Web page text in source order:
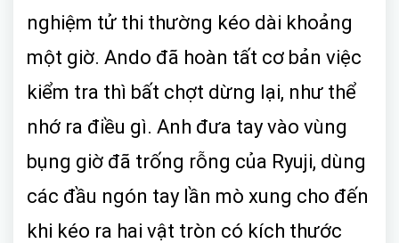
nghiệm tử thi thường kéo dài khoảng
một giờ. Ando đã hoàn tất cơ bản việc
kiểm tra thì bất chợt dừng lại, như thể
nhớ ra điều gì. Anh đưa tay vào vùng
bụng giờ đã trống rỗng của Ryuji, dùng
các đầu ngón tay lần mò xung cho đến
khi kéo ra hai vật tròn có kích thước